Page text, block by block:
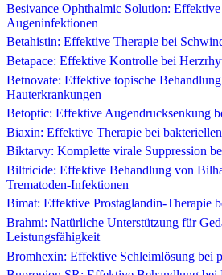
Besivance Ophthalmic Solution:
Augeninfektionen
Betahistin: Effektive Therapie bei
Betapace: Effektive Kontrolle bei
Betnovate: Effektive topische
Hauterkrankungen
Betoptic: Effektive Augendrucksenkung
Biaxin: Effektive Therapie bei
Biktarvy: Komplette virale Suppression
Biltricide: Effektive Behandlung von
Trematoden-Infektionen
Bimat: Effektive Prostaglandin-Therapie
Brahmi: Natürliche Unterstützung für
Leistungsfähigkeit
Bromhexin: Effektive Schleimlösung bei